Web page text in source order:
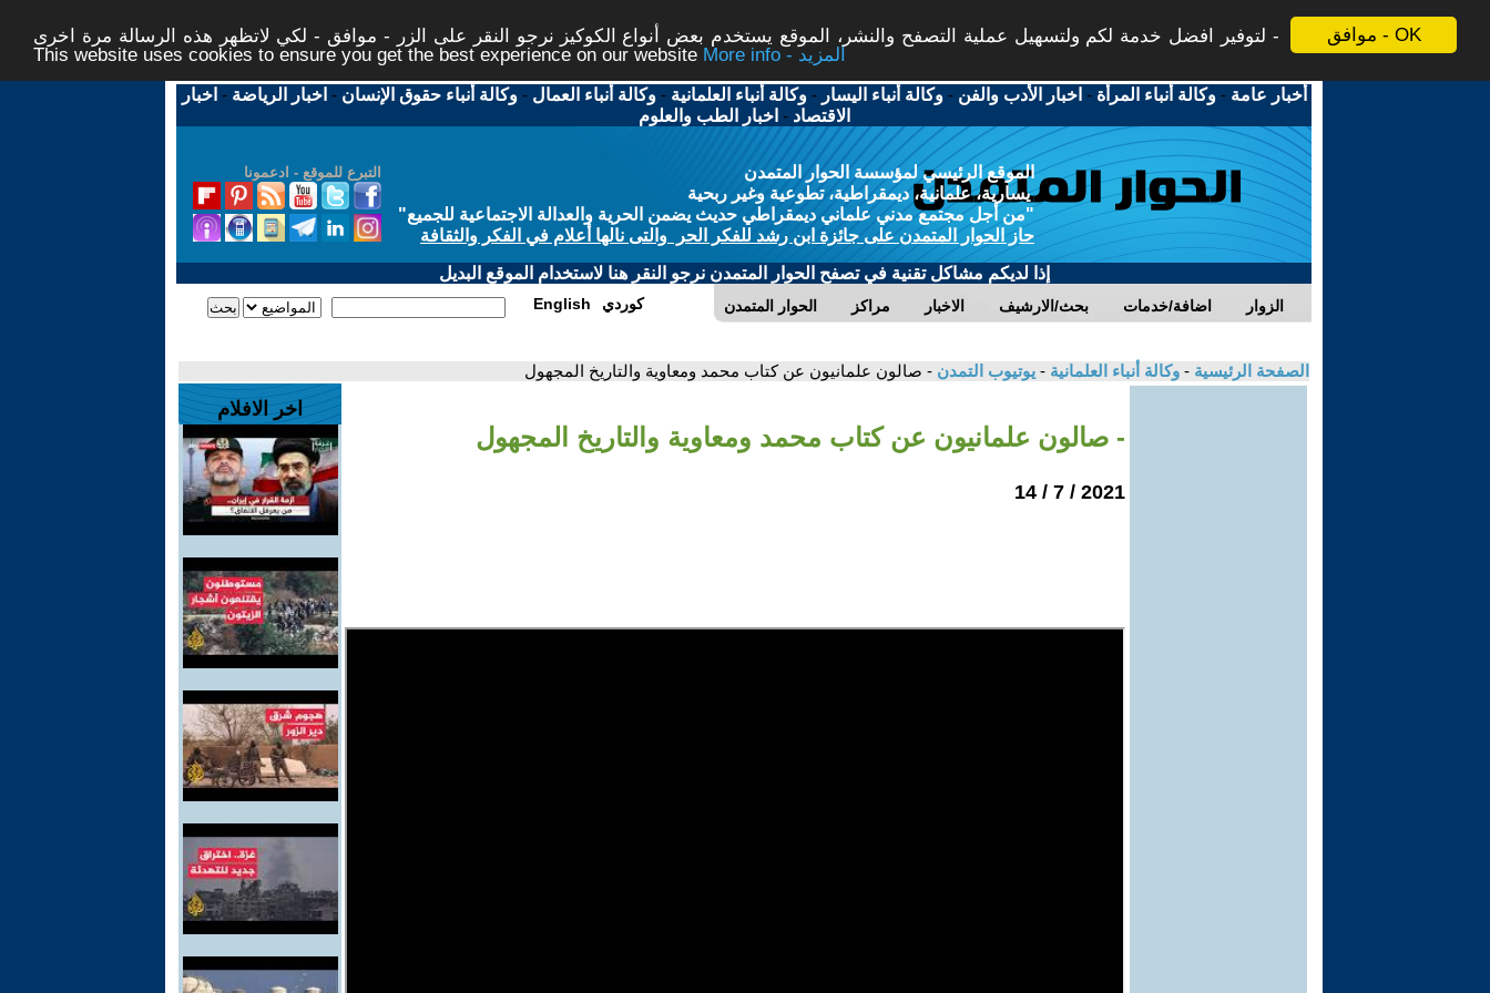
موافق - OK
لتوفير افضل خدمة لكم ولتسهيل عملية التصفح والنشر، الموقع يستخدم بعض أنواع الكوكيز نرجو النقر على الزر - موافق - لكي لاتظهر هذه الرسالة مرة اخرى -
This website uses cookies to ensure you get the best experience on our website
More info - المزيد
أخبار عامة -وكالة أنباء المرأة - اخبار الأدب والفن -وكالة أنباء اليسار -وكالة أنباء العلمانية -وكالة أنباء العمال -وكالة أنباء حقوق الإنسان - اخبار الرياضة - اخبار
الاقتصاد - اخبار الطب والعلوم
التبرع للموقع - ادعمونا
الموقع الرئيسي لمؤسسة الحوار المتمدن
يسارية، علمانية، ديمقراطية، تطوعية وغير ربحية
"من أجل مجتمع مدني علماني ديمقراطي حديث يضمن الحرية والعدالة الاجتماعية للجميع"
حاز الحوار المتمدن على جائزة ابن رشد للفكر الحر والتى نالها أعلام في الفكر والثقافة
إذا لديكم مشاكل تقنية في تصفح الحوار المتمدن نرجو النقر هنا لاستخدام الموقع البديل
الحوار المتمدن مراكز الاخبار بحث/الارشيف اضافة/خدمات الزوار English كوردي
الصفحة الرئيسية - وكالة أنباء العلمانية - يوتيوب التمدن - صالون علمانيون عن كتاب محمد ومعاوية والتاريخ المجهول
- صالون علمانيون عن كتاب محمد ومعاوية والتاريخ المجهول
2021 / 7 / 14
اخر الافلام